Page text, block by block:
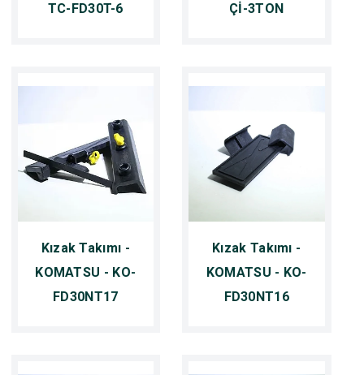
TC-FD30T-6
Çİ-3TON
Kızak Takımı -
KOMATSU - KO-
FD30NT17
Kızak Takımı -
KOMATSU - KO-
FD30NT16